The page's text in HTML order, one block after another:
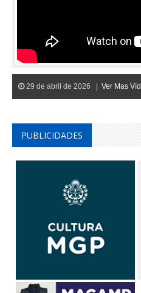
29 de abril de 2026 | Ver Mas
PUBLICIDADES